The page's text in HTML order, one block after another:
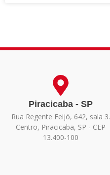
Piracicaba - SP
Rua Regente Feijó, 642, sala 3.
Centro, Piracicaba, SP - CEP
13.400-100